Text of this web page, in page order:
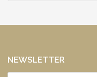
NEWSLETTER